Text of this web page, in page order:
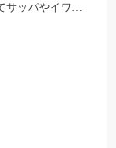
ライトゲーム用のジグサビキ仕掛けにメタルジグを付けてサッパやイワシ、コサバなどがお手軽に狙えますよ♪